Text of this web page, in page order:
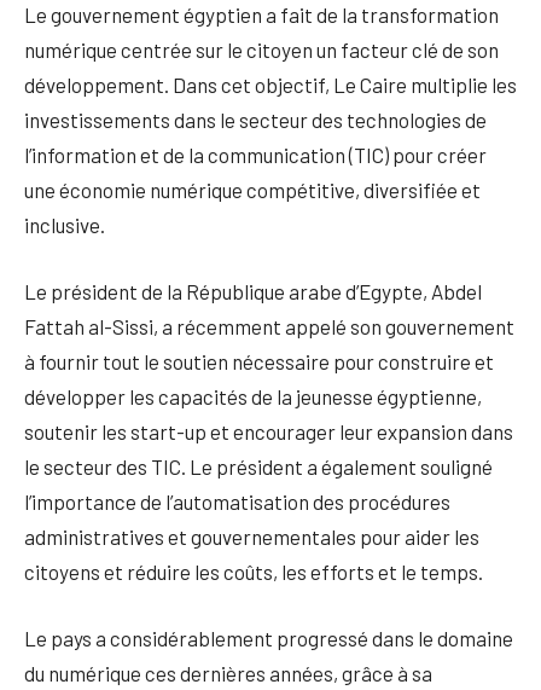
Le gouvernement égyptien a fait de la transformation
numérique centrée sur le citoyen un facteur clé de son
développement. Dans cet objectif, Le Caire multiplie les
investissements dans le secteur des technologies de
l’information et de la communication (TIC) pour créer
une économie numérique compétitive, diversifiée et
inclusive.
Le président de la République arabe d’Egypte, Abdel
Fattah al-Sissi, a récemment appelé son gouvernement
à fournir tout le soutien nécessaire pour construire et
développer les capacités de la jeunesse égyptienne,
soutenir les start-up et encourager leur expansion dans
le secteur des TIC. Le président a également souligné
l’importance de l’automatisation des procédures
administratives et gouvernementales pour aider les
citoyens et réduire les coûts, les efforts et le temps.
Le pays a considérablement progressé dans le domaine
du numérique ces dernières années, grâce à sa